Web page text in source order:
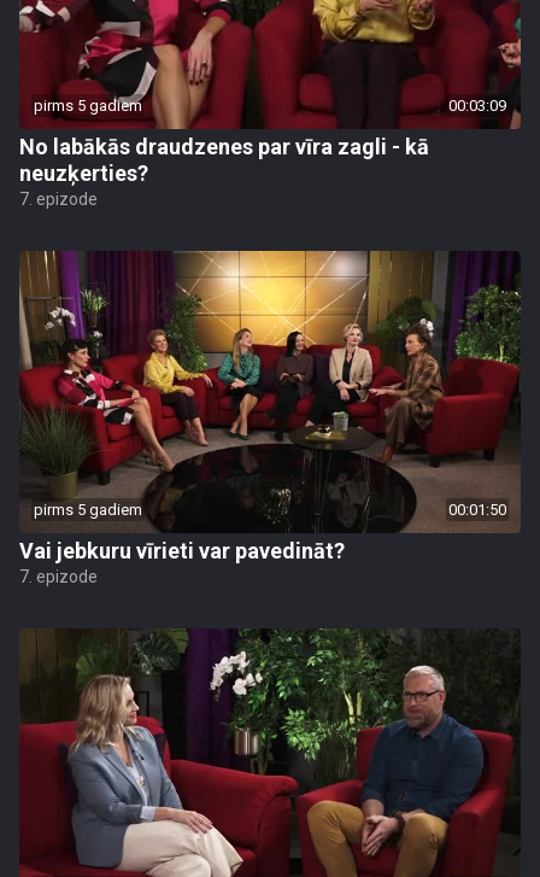
pirms 5 gadiem 00:03:09
No labākās draudzenes par vīra zagli - kā
neuzķerties?
7. epizode
pirms 5 gadiem 00:01:50
Vai jebkuru vīrieti var pavedināt?
7. epizode